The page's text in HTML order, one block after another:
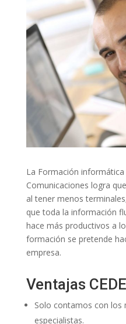
La Formación informática
Comunicaciones logra
al tener menos
que toda la información
hace más productivos a
formación se pretende
empresa.
Ventajas
Solo contamos con los
especialistas.